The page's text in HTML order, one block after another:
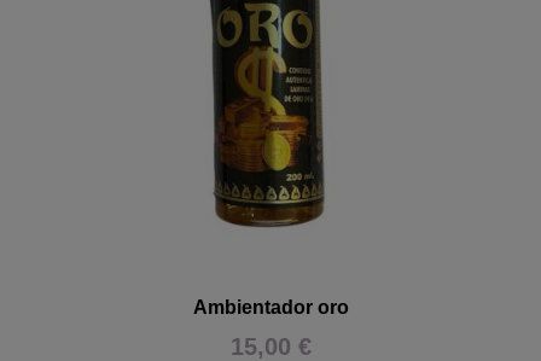
Ambientador oro
15,00 €